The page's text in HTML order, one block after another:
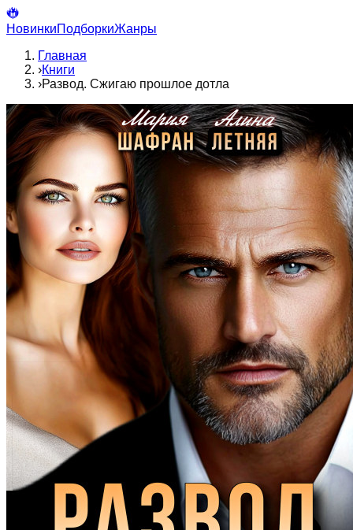
НовинкиПодборкиЖанры
Главная
›Книги
›Развод. Сжигаю прошлое дотла